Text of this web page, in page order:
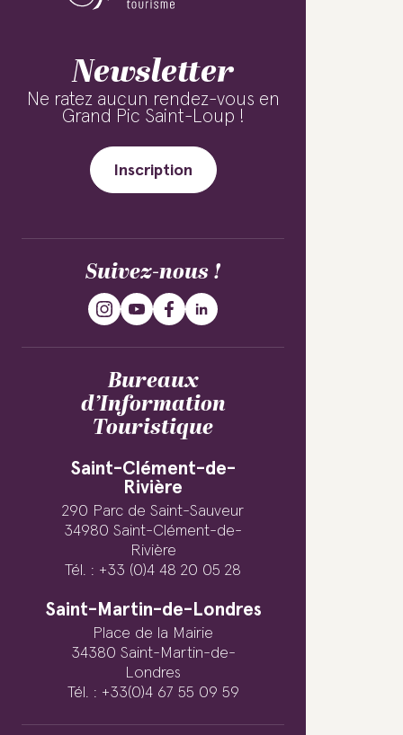
Newsletter
Ne ratez aucun rendez-vous en
Grand Pic Saint-Loup !
Inscription
Suivez-nous !
Bureaux
d’Information
Touristique
Saint-Clément-de-
Rivière
290 Parc de Saint-Sauveur
34980 Saint-Clément-de-
Rivière
Tél. : +33 (0)4 48 20 05 28
Saint-Martin-de-Londres
Place de la Mairie
34380 Saint-Martin-de-
Londres
Tél. : +33(0)4 67 55 09 59